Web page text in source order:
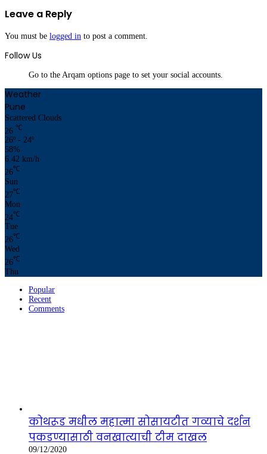
Leave a Reply
You must be logged in to post a comment.
Follow Us
Go to the Arqam options page to set your social accounts.
Weather
Pune
Scattered Clouds
26 ℃
26º - 24º
58%
6.42 km/h
26℃
Sun
27℃
Mon
24℃
Tue
26℃
Wed
26℃
Thu
Popular
Recent
Comments
कोथरूड मधील महात्मा सोसायटीत गव्याचे दर्शन
पकडण्यासाठी वनखात्याची टीम दाखल
09/12/2020